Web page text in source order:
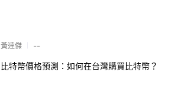
黃達傑 --
比特幣價格預測：如何在台灣購買比特幣？